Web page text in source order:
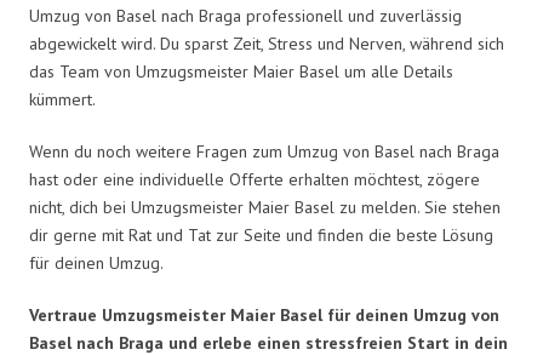
Umzug von Basel nach Braga professionell und zuverlässig
abgewickelt wird. Du sparst Zeit, Stress und Nerven, während sich
das Team von Umzugsmeister Maier Basel um alle Details
kümmert.
Wenn du noch weitere Fragen zum Umzug von Basel nach Braga
hast oder eine individuelle Offerte erhalten möchtest, zögere
nicht, dich bei Umzugsmeister Maier Basel zu melden. Sie stehen
dir gerne mit Rat und Tat zur Seite und finden die beste Lösung
für deinen Umzug.
Vertraue Umzugsmeister Maier Basel für deinen Umzug von
Basel nach Braga und erlebe einen stressfreien Start in dein